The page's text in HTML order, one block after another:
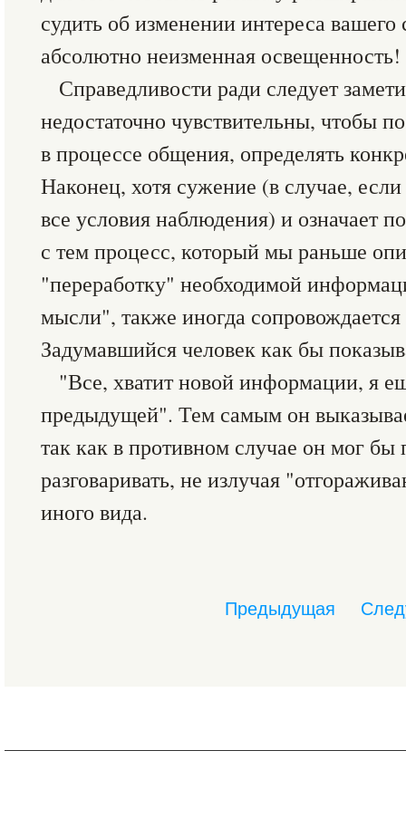
судить об изменении интереса
абсолютно неизменная освещенность!
Справедливости ради следует
недостаточно чувствительны, чтобы
в процессе общения, определять
Наконец, хотя сужение (в случае,
все условия наблюдения) и означает
с тем процесс, который мы раньше
"переработку" необходимой
мысли", также иногда
Задумавшийся человек как бы
"Все, хватит новой информации, я
предыдущей". Тем самым он
так как в противном случае он мог бы
разговаривать, не излучая
иного вида.
Предыдущая